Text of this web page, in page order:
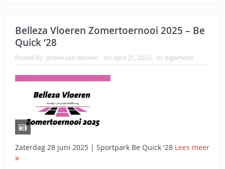
Belleza Vloeren Zomertoernooi 2025 – Be
Quick ‘28
Posted By: Jeroen van Werven on: april 21, 2025 In: Algemeen
Zaterdag 28 juni 2025 | Sportpark Be Quick '28 Lees meer